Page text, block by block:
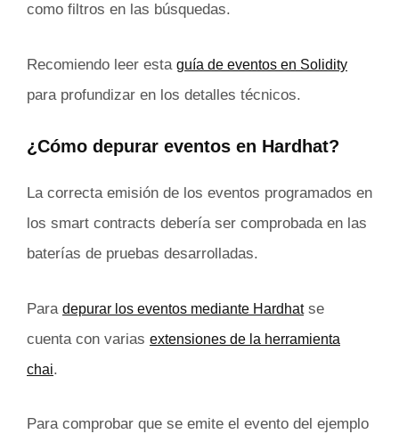
como filtros en las búsquedas.
Recomiendo leer esta guía de eventos en Solidity
para profundizar en los detalles técnicos.
¿Cómo depurar eventos en Hardhat?
La correcta emisión de los eventos programados en
los smart contracts debería ser comprobada en las
baterías de pruebas desarrolladas.
Para depurar los eventos mediante Hardhatse
cuenta con varias extensiones de la herramienta
chai.
Para comprobar que se emite el evento del ejemplo